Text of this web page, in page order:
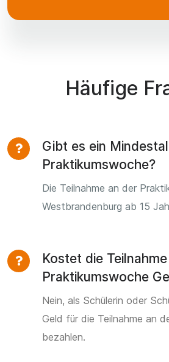
Häufige
Gibt es ein
Praktikumswoche?
Die Teilnahme an der
Westbrandenburg ab 15
Kostet die
Praktikumswoche
Nein, als Schülerin oder
Geld für die Teilnahme an
bezahlen.